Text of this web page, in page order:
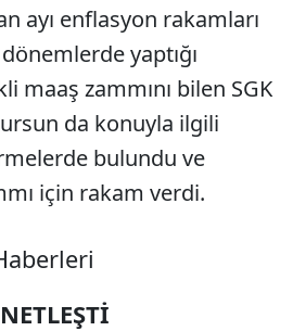
ayı enflasyon rakamları
yaptığı
maaş zammını bilen SGK
da konuyla ilgili
bulundu ve
için rakam verdi.